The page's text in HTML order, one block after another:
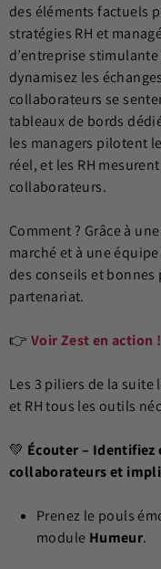
des éléments factuels
stratégies RH et
d’entreprise
dynamisez les
collaborateurs se
tableaux de bords
les managers pilotent
réel, et les RH
collaborateurs.
Comment ? Grâce à
marché et à une
des conseils et
partenariat.
👉 Voir Zest en action !
Les 3 piliers de la
et RH tous les outils
💚 Écouter – Identifiez
collaborateurs et
Prenez le pouls
module Humeur.